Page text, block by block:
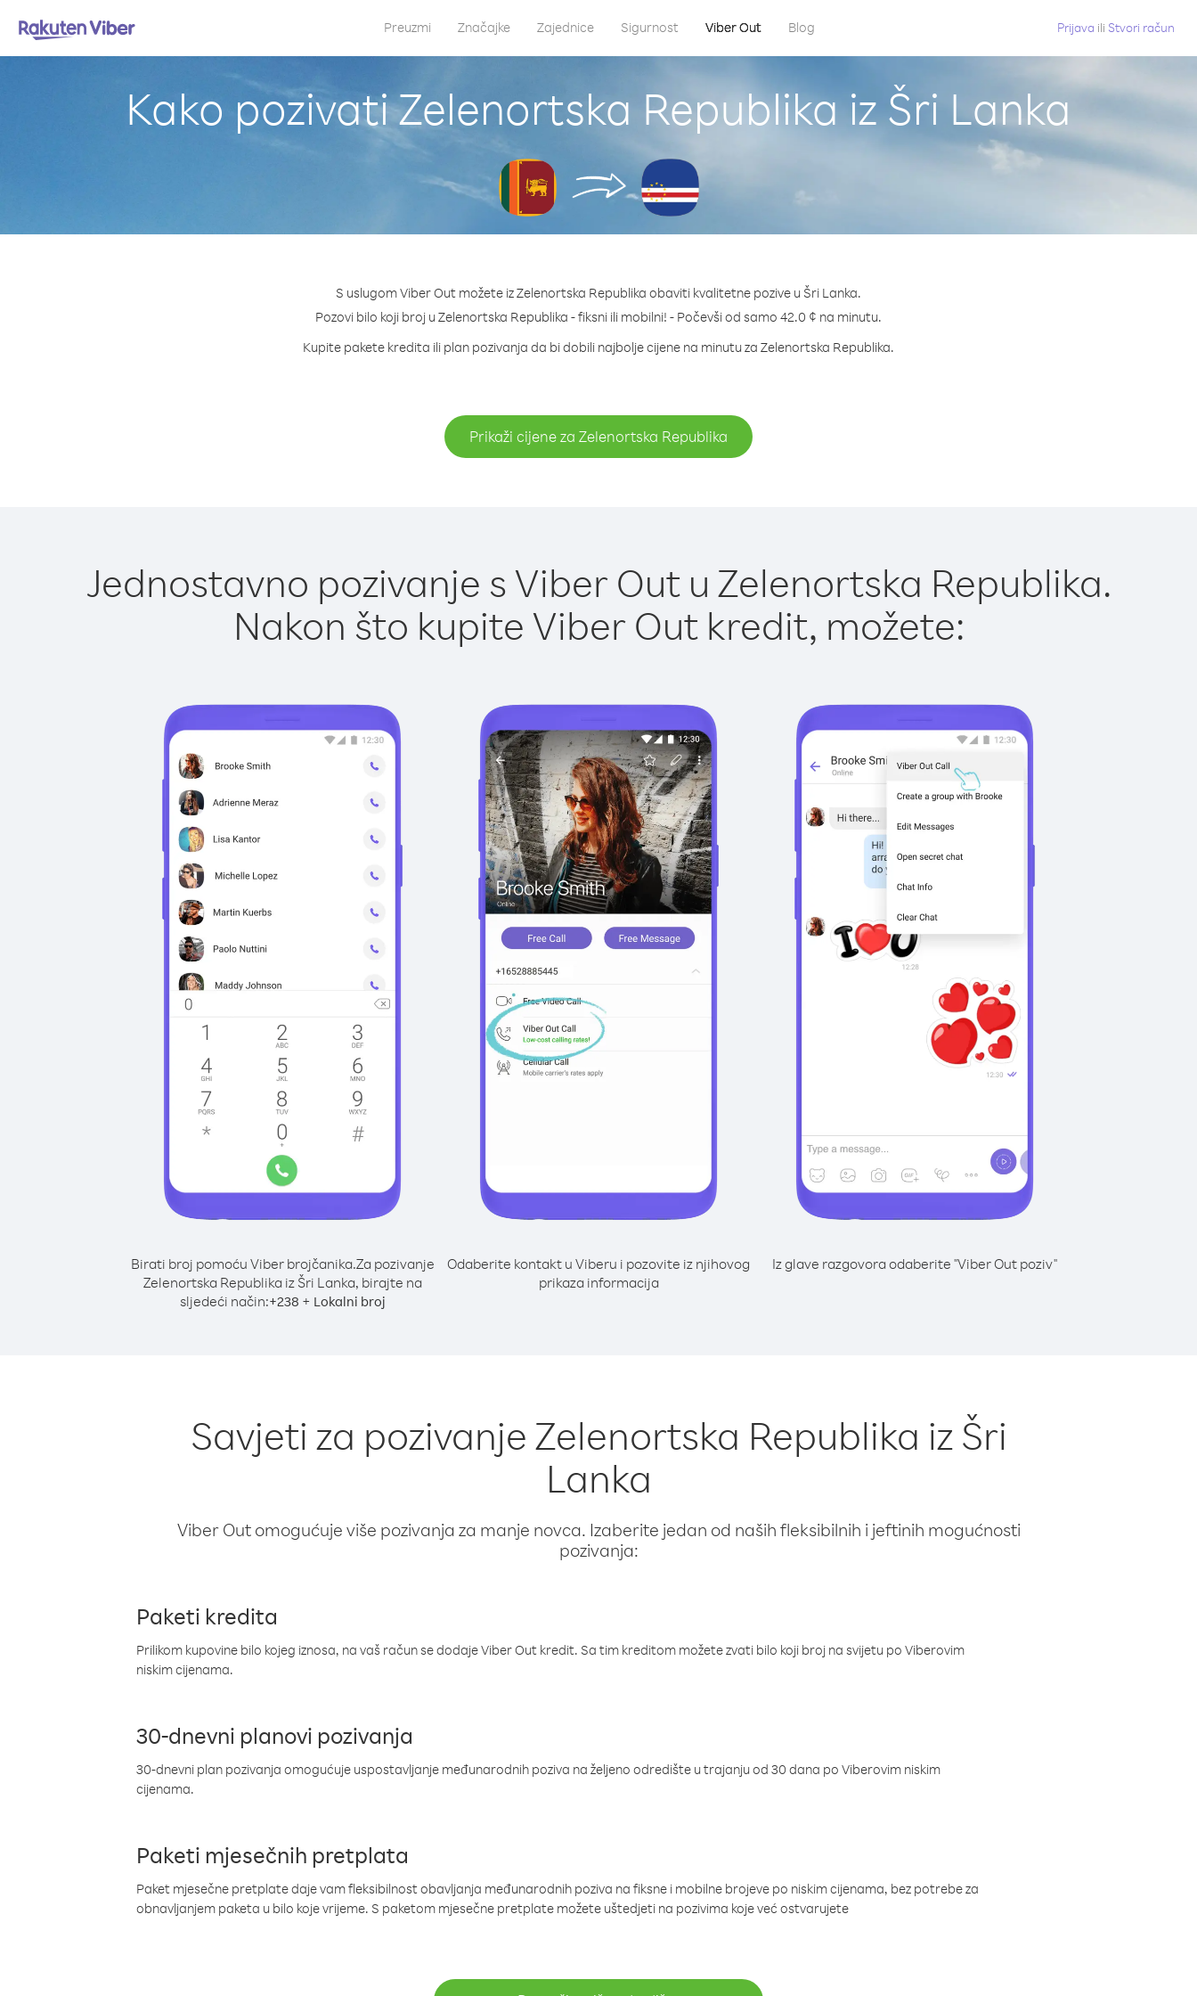
Preuzmi Značajke Zajednice Sigurnost Viber Out Blog Prijava ili Stvori račun
Kako pozivati Zelenortska Republika iz Šri Lanka
S uslugom Viber Out možete iz Zelenortska Republika obaviti kvalitetne pozive u Šri Lanka.
Pozovi bilo koji broj u Zelenortska Republika - fiksni ili mobilni! - Počevši od samo 42.0 ¢ na minutu.
Kupite pakete kredita ili plan pozivanja da bi dobili najbolje cijene na minutu za Zelenortska Republika.
Prikaži cijene za Zelenortska Republika
Jednostavno pozivanje s Viber Out u Zelenortska Republika.
Nakon što kupite Viber Out kredit, možete:
Birati broj pomoću Viber brojčanika.Za pozivanje
Zelenortska Republika iz Šri Lanka, birajte na
sljedeći način:+238 + Lokalni broj
Odaberite kontakt u Viberu i pozovite iz njihovog
prikaza informacija
Iz glave razgovora odaberite "Viber Out poziv"
Savjeti za pozivanje Zelenortska Republika iz Šri
Lanka
Viber Out omogućuje više pozivanja za manje novca. Izaberite jedan od naših fleksibilnih i jeftinih mogućnosti
pozivanja:
Paketi kredita
Prilikom kupovine bilo kojeg iznosa, na vaš račun se dodaje Viber Out kredit. Sa tim kreditom možete zvati bilo koji broj na svijetu po Viberovim
niskim cijenama.
30-dnevni planovi pozivanja
30-dnevni plan pozivanja omogućuje uspostavljanje međunarodnih poziva na željeno odredište u trajanju od 30 dana po Viberovim niskim
cijenama.
Paketi mjesečnih pretplata
Paket mjesečne pretplate daje vam fleksibilnost obavljanja međunarodnih poziva na fiksne i mobilne brojeve po niskim cijenama, bez potrebe za
obnavljanjem paketa u bilo koje vrijeme. S paketom mjesečne pretplate možete uštedjeti na pozivima koje već ostvarujete